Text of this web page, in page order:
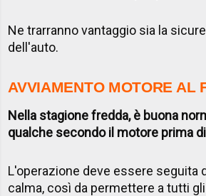
Ne trarranno vantaggio sia la
dell'auto.
AVVIAMENTO MOTORE AL
Nella stagione fredda, è buona
qualche secondo il motore prima
L'operazione deve essere seguita
calma, così da permettere a tutti